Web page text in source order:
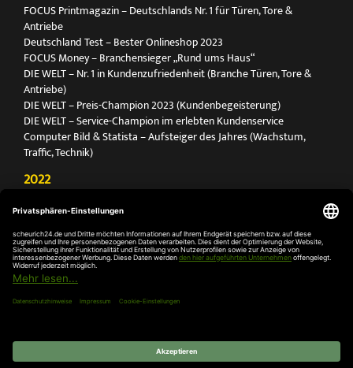
FOCUS Printmagazin – Deutschlands Nr. 1 für Türen, Tore &
Antriebe
Deutschland Test – Bester Onlineshop 2023
FOCUS Money – Branchensieger „Rund ums Haus“
DIE WELT – Nr. 1 in Kundenzufriedenheit (Branche Türen, Tore &
Antriebe)
DIE WELT – Preis-Champion 2023 (Kundenbegeisterung)
DIE WELT – Service-Champion im erlebten Kundenservice
Computer Bild & Statista – Aufsteiger des Jahres (Wachstum,
Traffic, Technik)
2022
Antriebe
Deutschland Test – Bester Onlineshop 2022
FOCUS Money – Branchensieger „Rund ums Haus“
DIE WELT – Service-Champion im erlebten Kundenservice
DIE WELT – Branchengewinner Gold-Rang (Türen, Tore & Antriebe)